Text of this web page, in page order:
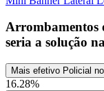
Arrombamentos
seria a solução
Mais efetivo Policial
16.28%